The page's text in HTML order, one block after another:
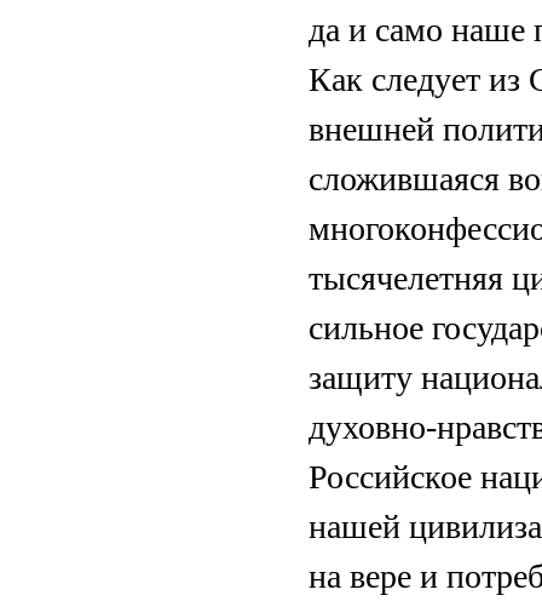
да и само наше
Как следует из
внешней
сложившаяся
тысячелетняя
сильное
защиту
духовно-
Российское
нашей
на вере и